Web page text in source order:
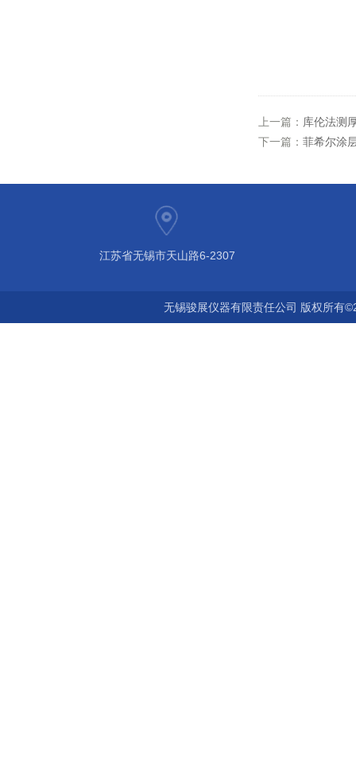
上一篇： 库伦法测
下一篇： 菲希尔涂
江苏省无锡市天山路6-2307
无锡骏展仪器有限责任公司 版权所有